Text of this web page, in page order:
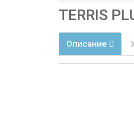
TERRIS
Описание